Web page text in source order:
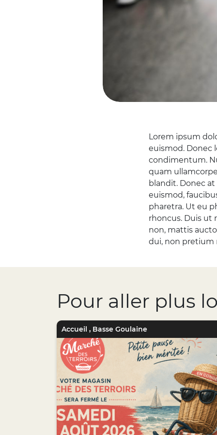
Lorem ipsum
euismod. Donec
condimentum.
quam
blandit. Donec
euismod,
pharetra. Ut eu
rhoncus. Duis ut
non, mattis
dui, non pretium
Pour aller plus
Accueil , Basse Goulaine